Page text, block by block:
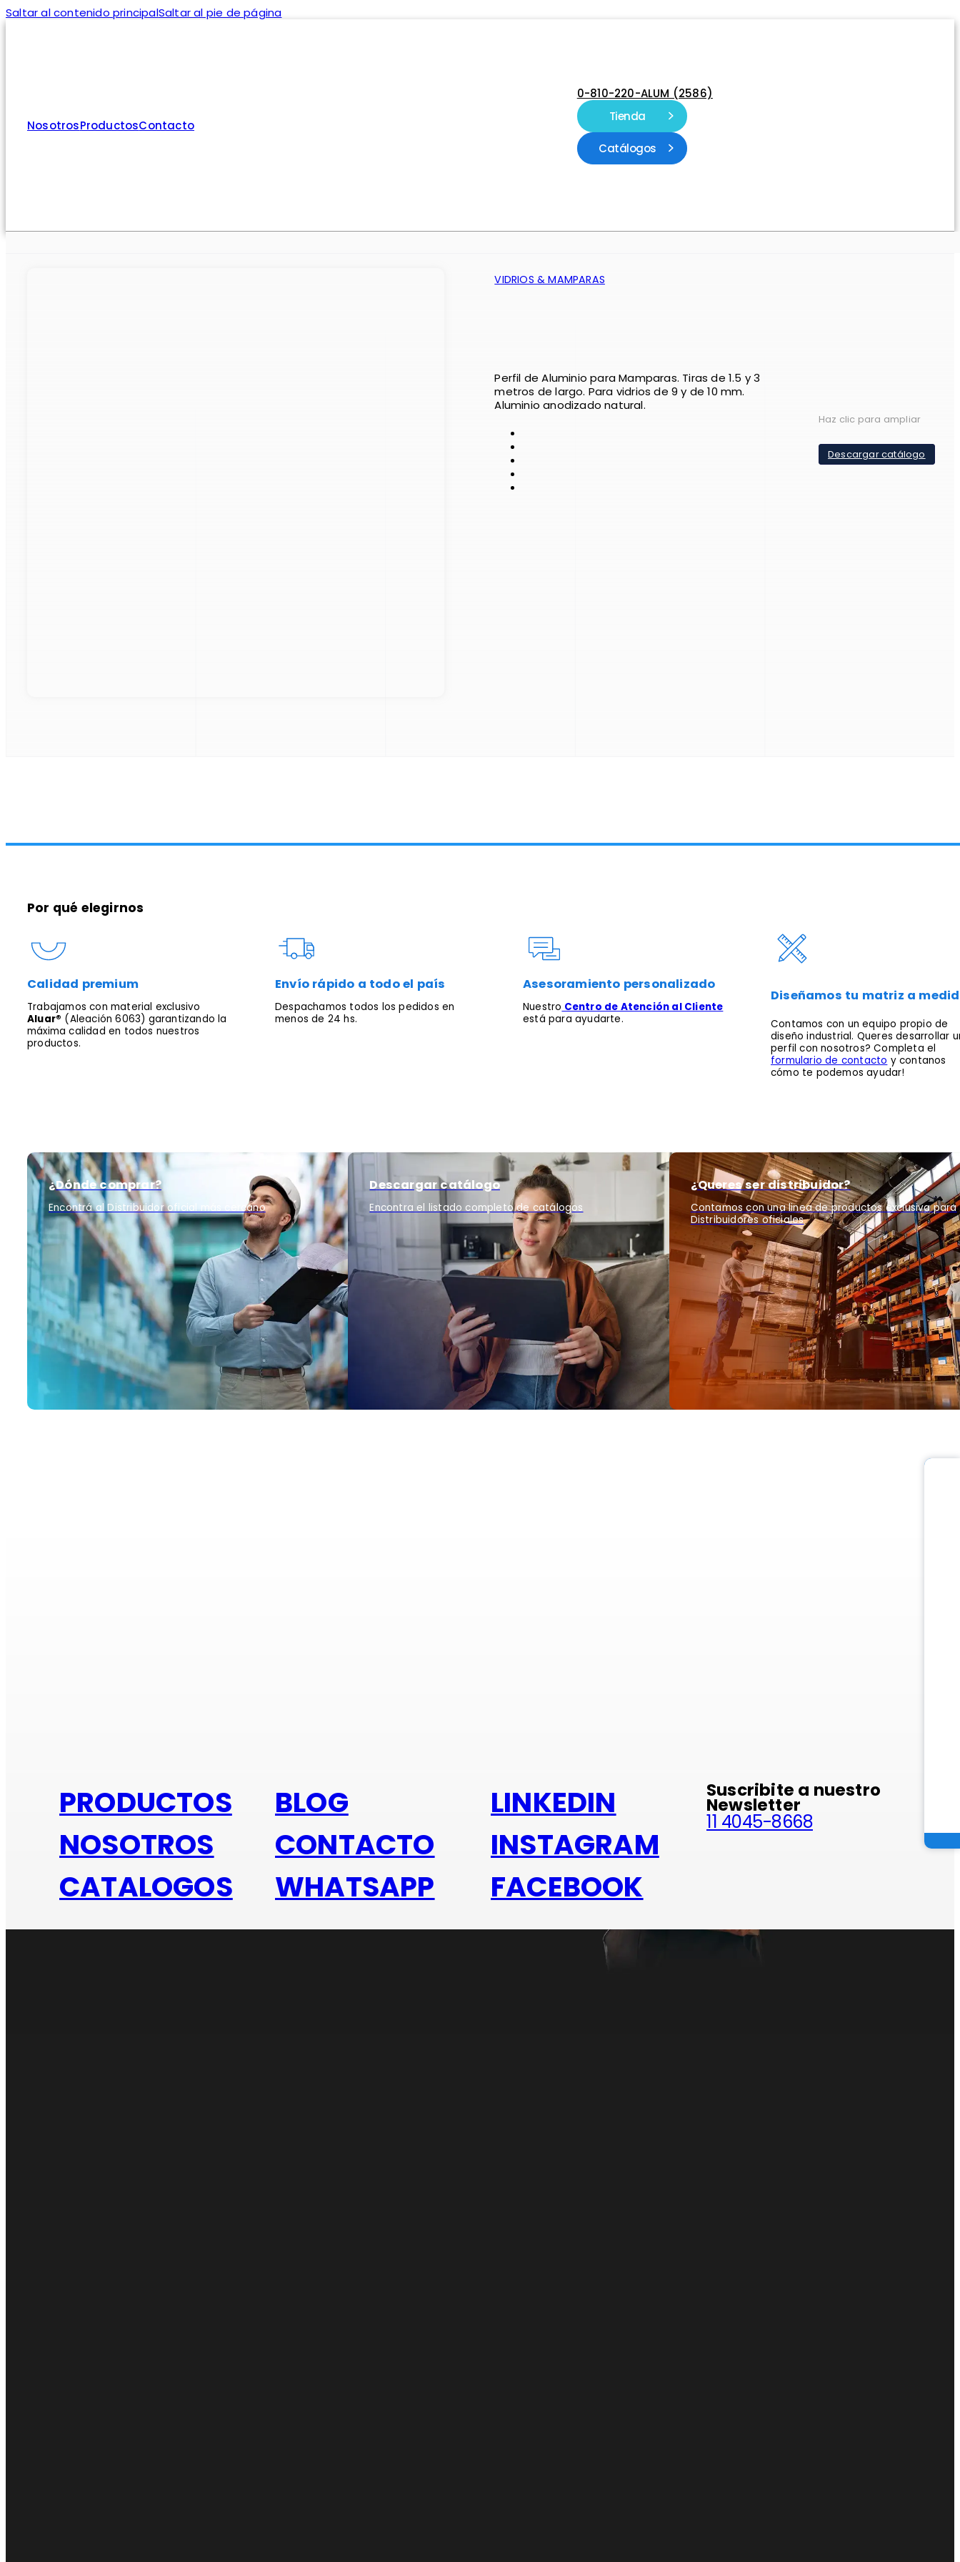
Saltar al contenido principalSaltar al pie de página
NosotrosProductosContacto
0-810-220-ALUM (2586)
Tienda
Catálogos
VIDRIOS & MAMPARAS
Perfil de Aluminio para Mamparas. Tiras de 1.5 y 3
metros de largo. Para vidrios de 9 y de 10 mm.
Aluminio anodizado natural.
Haz clic para ampliar
Descargar catálogo
Por qué elegirnos
Calidad premium
Trabajamos con material exclusivo
Aluar® (Aleación 6063) garantizando la
máxima calidad en todos nuestros
productos.
Envío rápido a todo el país
Despachamos todos los pedidos en
menos de 24 hs.
Asesoramiento personalizado
Nuestro Centro de Atención al Cliente
está para ayudarte.
Diseñamos tu matriz a
Contamos con un equipo propio de
diseño industrial. Queres desarrollar
perfil con nosotros? Completa el
formulario de contacto y contanos
cómo te podemos ayudar!
¿Dónde comprar?
Encontrá al Distribuidor oficial más cercano
Descargar catálogo
Encontra el listado completo de catálogos
¿Queres ser distribuidor?
Contamos con una linea de productos exclusiva para
Distribuidores oficiales
PRODUCTOS
NOSOTROS
CATALOGOS
BLOG
CONTACTO
WHATSAPP
LINKEDIN
INSTAGRAM
FACEBOOK
Suscribite a nuestro
Newsletter
11 4045-8668